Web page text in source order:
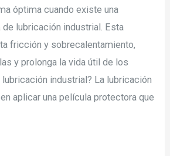
óptima cuando existe una
lubricación industrial. Esta
fricción y sobrecalentamiento,
y prolonga la vida útil de los
industrial? La lubricación
aplicar una película protectora que